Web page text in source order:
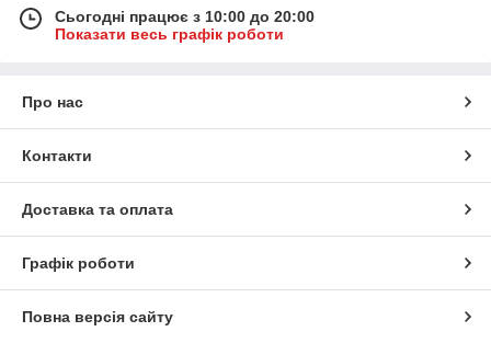
Сьогодні працює з 10:00 до 20:00
Показати весь графік роботи
Про нас
Контакти
Доставка та оплата
Графік роботи
Повна версія сайту